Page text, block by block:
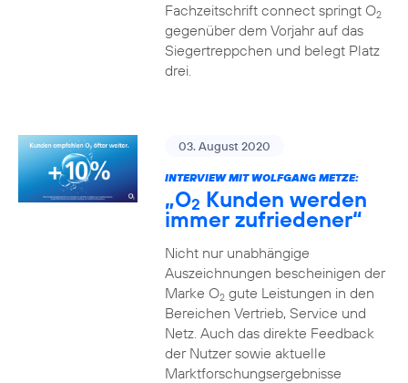
Fachzeitschrift connect springt O2
gegenüber dem Vorjahr auf das
Siegertreppchen und belegt Platz
drei.
03. August 2020
INTERVIEW MIT WOLFGANG METZE:
„O2 Kunden werden
immer zufriedener“
Nicht nur unabhängige
Auszeichnungen bescheinigen der
Marke O2gute Leistungen in den
Bereichen Vertrieb, Service und
Netz. Auch das direkte Feedback
der Nutzer sowie aktuelle
Marktforschungsergebnisse